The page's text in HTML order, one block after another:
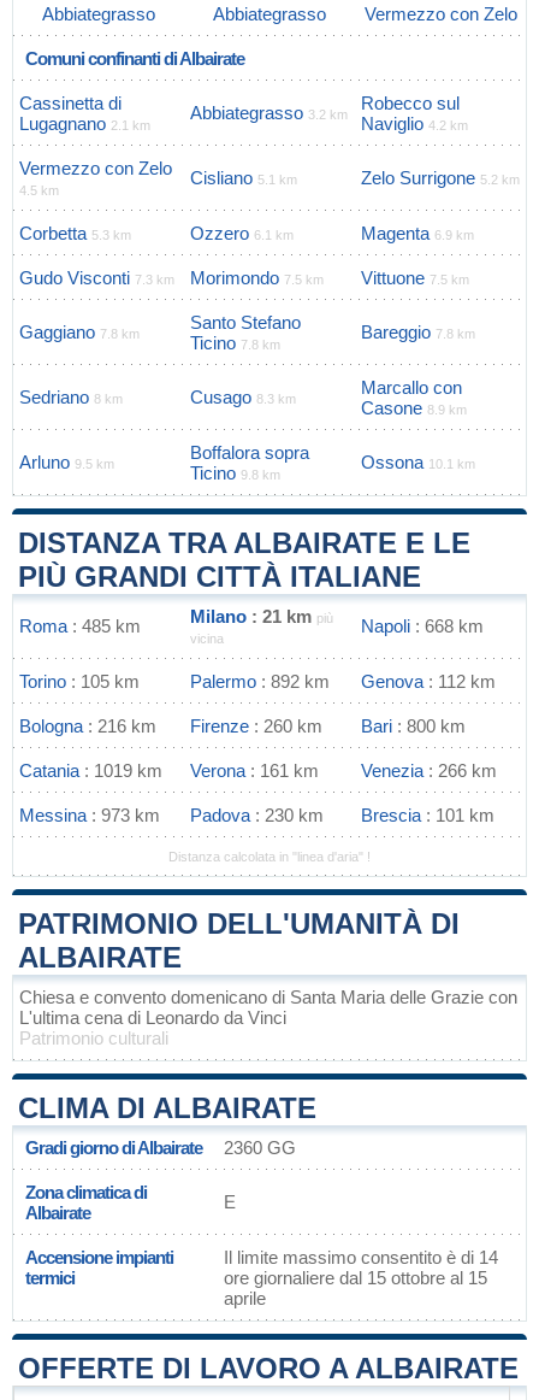
Abbiategrasso Abbiategrasso Vermezzo con Zelo
Comuni confinanti di Albairate
Cassinetta di
Lugagnano 2.1 km
Abbiategrasso 3.2 km
Robecco sul
Naviglio 4.2 km
Vermezzo con Zelo
4.5 km
Cisliano 5.1 km Zelo Surrigone 5.2 km
Corbetta 5.3 km Ozzero 6.1 km Magenta 6.9 km
Gudo Visconti 7.3 km Morimondo 7.5 km Vittuone 7.5 km
Gaggiano 7.8 km
Santo Stefano
Ticino 7.8 km
Bareggio 7.8 km
Sedriano 8 km Cusago 8.3 km
Marcallo con
Casone 8.9 km
Arluno 9.5 km
Boffalora sopra
Ticino 9.8 km
Ossona 10.1 km
DISTANZA TRA ALBAIRATE E LE
PIÙ GRANDI CITTÀ ITALIANE
Roma : 485 km Milano : 21 km più
vicina
Napoli : 668 km
Torino : 105 km Palermo : 892 km Genova : 112 km
Bologna : 216 km Firenze : 260 km Bari : 800 km
Catania : 1019 km Verona : 161 km Venezia : 266 km
Messina : 973 km Padova : 230 km Brescia : 101 km
Distanza calcolata in "linea d'aria" !
PATRIMONIO DELL'UMANITÀ DI
ALBAIRATE
Chiesa e convento domenicano di Santa Maria delle Grazie con
L'ultima cena di Leonardo da Vinci
Patrimonio culturali
CLIMA DI ALBAIRATE
Gradi giorno di Albairate 2360 GG
Zona climatica di
Albairate
E
Accensione impianti
termici
Il limite massimo consentito è di 14
ore giornaliere dal 15 ottobre al 15
aprile
OFFERTE DI LAVORO A ALBAIRATE